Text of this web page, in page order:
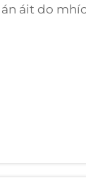
áit do
an-